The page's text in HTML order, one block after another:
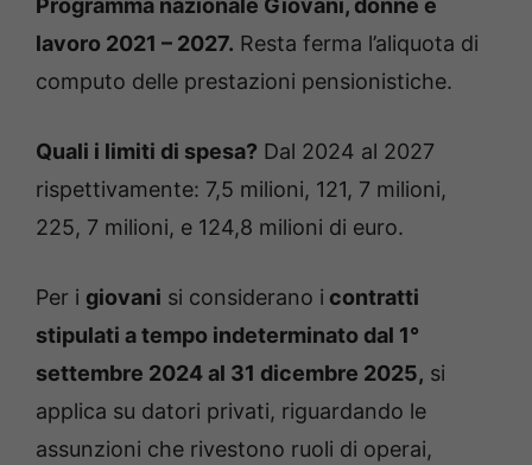
Programma nazionale Giovani, donne e
lavoro 2021 – 2027. Resta ferma l’aliquota di
computo delle prestazioni pensionistiche.
Quali i limiti di spesa? Dal 2024 al 2027
rispettivamente: 7,5 milioni, 121, 7 milioni,
225, 7 milioni, e 124,8 milioni di euro.
Per i giovani si considerano i contratti
stipulati a tempo indeterminato dal 1°
settembre 2024 al 31 dicembre 2025, si
applica su datori privati, riguardando le
assunzioni che rivestono ruoli di operai,